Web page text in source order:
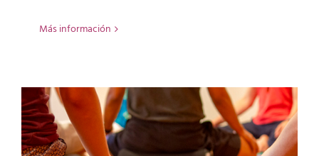
Más información